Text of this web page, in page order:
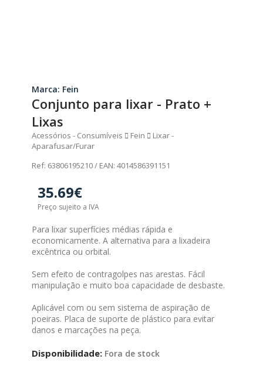
Marca: Fein
Conjunto para lixar - Prato +
Lixas
Acessórios - Consumíveis Fein
Lixar -
Aparafusar/Furar
Ref: 63806195210 / EAN: 4014586391151
35.69€
Preço sujeito a IVA
Para lixar superfícies médias rápida e
economicamente. A alternativa para a lixadeira
excêntrica ou orbital.
Sem efeito de contragolpes nas arestas. Fácil
manipulação e muito boa capacidade de desbaste.
Aplicável com ou sem sistema de aspiração de
poeiras. Placa de suporte de plástico para evitar
danos e marcações na peça.
Disponibilidade: Fora de stock